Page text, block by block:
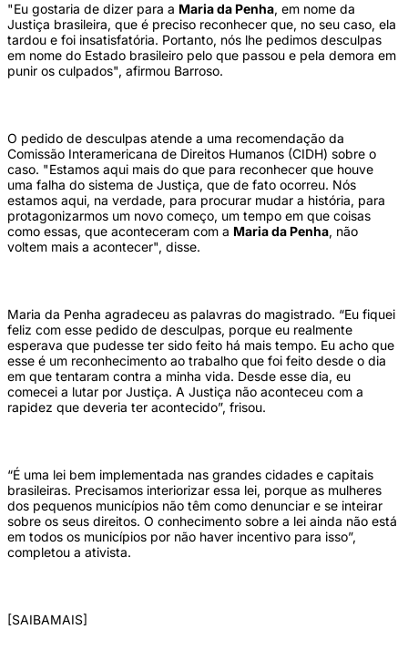
"Eu gostaria de dizer para a Maria da Penha, em nome da
Justiça brasileira, que é preciso reconhecer que, no seu caso, ela
tardou e foi insatisfatória. Portanto, nós lhe pedimos desculpas
em nome do Estado brasileiro pelo que passou e pela demora em
punir os culpados", afirmou Barroso.
O pedido de desculpas atende a uma recomendação da
Comissão Interamericana de Direitos Humanos (CIDH) sobre o
caso. "Estamos aqui mais do que para reconhecer que houve
uma falha do sistema de Justiça, que de fato ocorreu. Nós
estamos aqui, na verdade, para procurar mudar a história, para
protagonizarmos um novo começo, um tempo em que coisas
como essas, que aconteceram com a Maria da Penha, não
voltem mais a acontecer", disse.
Maria da Penha agradeceu as palavras do magistrado. “Eu fiquei
feliz com esse pedido de desculpas, porque eu realmente
esperava que pudesse ter sido feito há mais tempo. Eu acho que
esse é um reconhecimento ao trabalho que foi feito desde o dia
em que tentaram contra a minha vida. Desde esse dia, eu
comecei a lutar por Justiça. A Justiça não aconteceu com a
rapidez que deveria ter acontecido”, frisou.
“É uma lei bem implementada nas grandes cidades e capitais
brasileiras. Precisamos interiorizar essa lei, porque as mulheres
dos pequenos municípios não têm como denunciar e se inteirar
sobre os seus direitos. O conhecimento sobre a lei ainda não está
em todos os municípios por não haver incentivo para isso”,
completou a ativista.
[SAIBAMAIS]